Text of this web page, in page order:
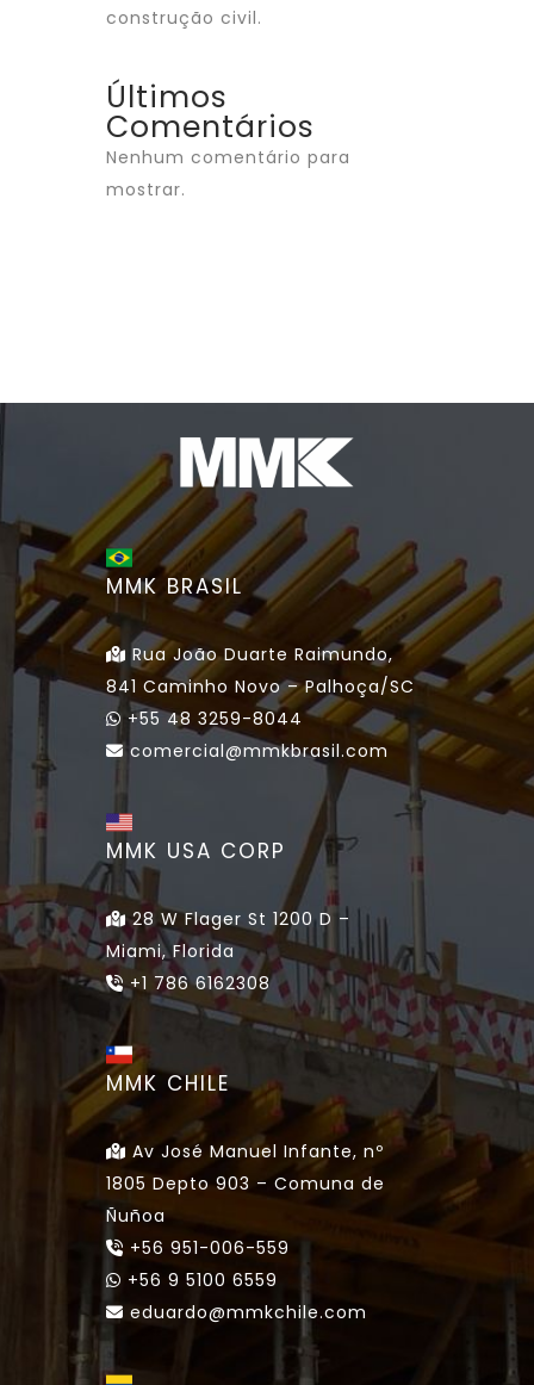
construção civil.
Últimos
Comentários
Nenhum comentário para
mostrar.
MMK BRASIL
Rua João Duarte Raimundo,
841 Caminho Novo – Palhoça/SC
+55 48 3259-8044
comercial@mmkbrasil.com
MMK USA CORP
28 W Flager St 1200 D –
Miami, Florida
+1 786 6162308
MMK CHILE
Av José Manuel Infante, nº
1805 Depto 903 – Comuna de
Ñuñoa
+56 951-006-559
+56 9 5100 6559
eduardo@mmkchile.com